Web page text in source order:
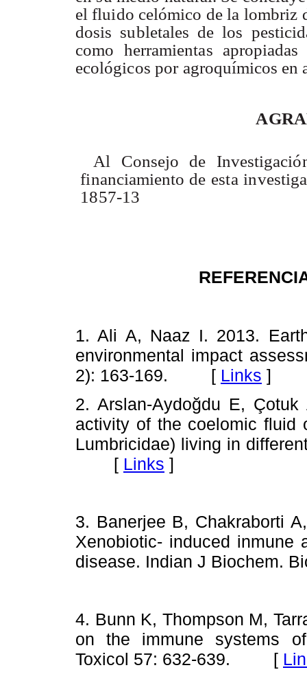
el fluido celómico de la lombriz
dosis subletales de los
como herramientas apropiadas
ecológicos por agroquímicos en
Al Consejo de Investigació
financiamiento de esta
1857-13
1. Ali A, Naaz I. 2013.
environmental impact
2): 163-169.
[ Links ]
2. Arslan-Aydoğdu E,
activity of the coelomic fluid
Lumbricidae) living in
[ Links ]
3. Banerjee B, Chakraborti
Xenobiotic- induced inmune
disease. Indian J Biochem.
4. Bunn K, Thompson M,
on the immune systems
Toxicol 57: 632-639.
[